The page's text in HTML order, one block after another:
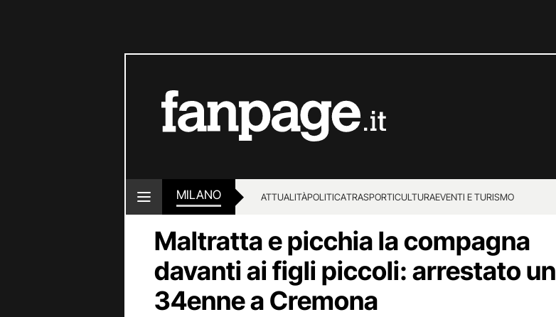
MILANO ATTUALITÀPOLITICATRASPORTICULTURAEVENTI E TURISMO
Maltratta e picchia la compagna
davanti ai figli piccoli: arrestato un
34enne a Cremona